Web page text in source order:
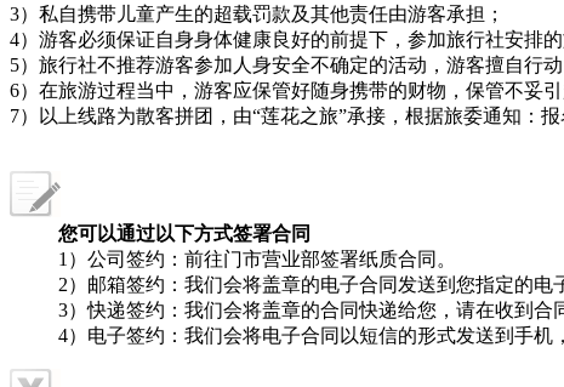
3）私自携带儿童产生的超载罚款及其他责任由游客承担；
4）游客必须保证自身身体健康良好的前提下，参加旅行社安排
5）旅行社不推荐游客参加人身安全不确定的活动，游客擅自行
6）在旅游过程当中，游客应保管好随身携带的财物，保管不妥
7）以上线路为散客拼团，由“莲花之旅”承接，根据旅委通知：
您可以通过以下方式签署合同
1）公司签约：前往门市营业部签署纸质合同。
2）邮箱签约：我们会将盖章的电子合同发送到您指定的电
3）快递签约：我们会将盖章的合同快递给您，请在收到
4）电子签约：我们会将电子合同以短信的形式发送到手机